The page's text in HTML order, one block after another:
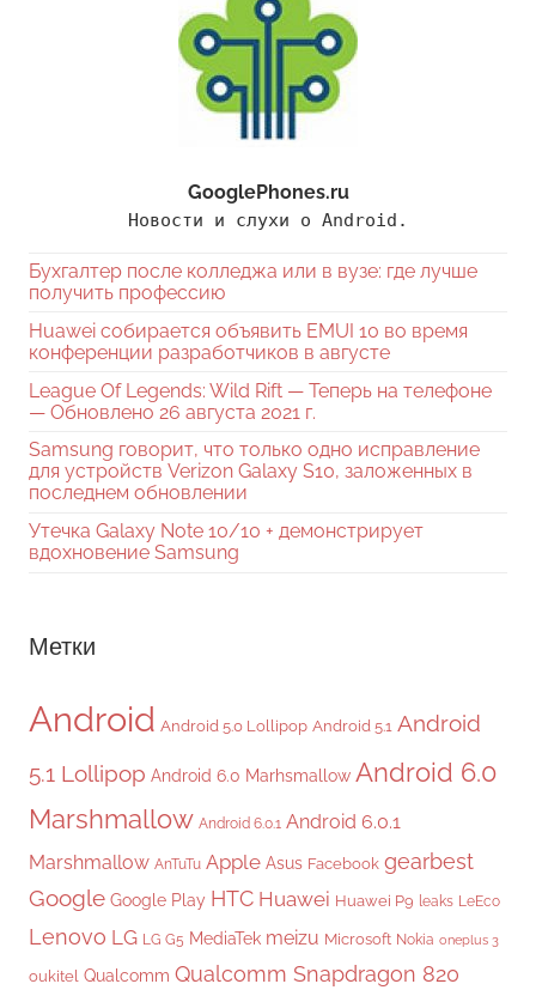
GooglePhones.ru
Новости и слухи о Android.
Бухгалтер после колледжа или в вузе: где лучше
получить профессию
Huawei собирается объявить EMUI 10 во время
конференции разработчиков в августе
League Of Legends: Wild Rift — Теперь на телефоне
— Обновлено 26 августа 2021 г.
Samsung говорит, что только одно исправление
для устройств Verizon Galaxy S10, заложенных в
последнем обновлении
Утечка Galaxy Note 10/10 + демонстрирует
вдохновение Samsung
Метки
Android Android 5.0 Lollipop Android 5.1 Android
5.1 Lollipop Android 6.0 Marhsmallow Android 6.0
Marshmallow Android 6.0.1 Android 6.0.1
Marshmallow AnTuTu Apple Asus Facebook gearbest
Google Google Play HTC Huawei Huawei P9 leaks LeEco
Lenovo LG LG G5 MediaTek meizu Microsoft Nokia oneplus 3
oukitel Qualcomm Qualcomm Snapdragon 820